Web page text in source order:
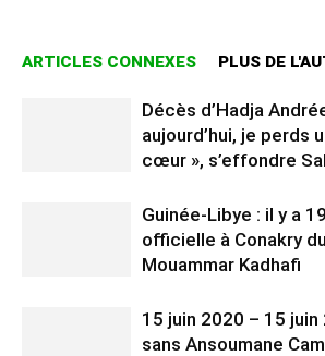
ARTICLES CONNEXES PLUS DE
Décès d’Hadja
aujourd’hui, je perds
cœur », s’effondre
Guinée-Libye : il y a
officielle à Conakry
Mouammar Kadhafi
15 juin 2020 – 15 juin
sans Ansoumane